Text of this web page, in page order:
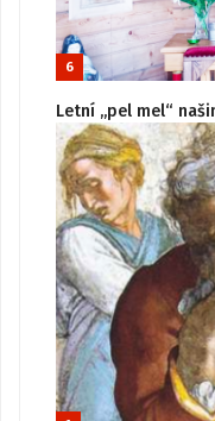
6
Letní „pel mel“